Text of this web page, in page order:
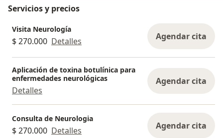
Servicios y precios
Visita Neurología
$ 270.000 Detalles Agendar cita
Aplicación de toxina botulínica para
enfermedades neurológicas
Detalles
Agendar cita
Consulta de Neurologia
$ 270.000 Detalles Agendar cita